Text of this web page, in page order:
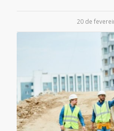
20 de